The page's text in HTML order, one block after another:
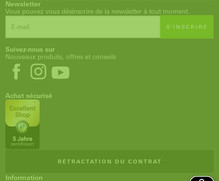
Newsletter
Vous pouvez vous désinscrire de la newsletter à tout moment.
S'INSCRIRE
Suivez-nous sur
Nouveaux produits, offres et conseils
Achat sécurisé
RÉTRACTATION DU CONTRAT
Information